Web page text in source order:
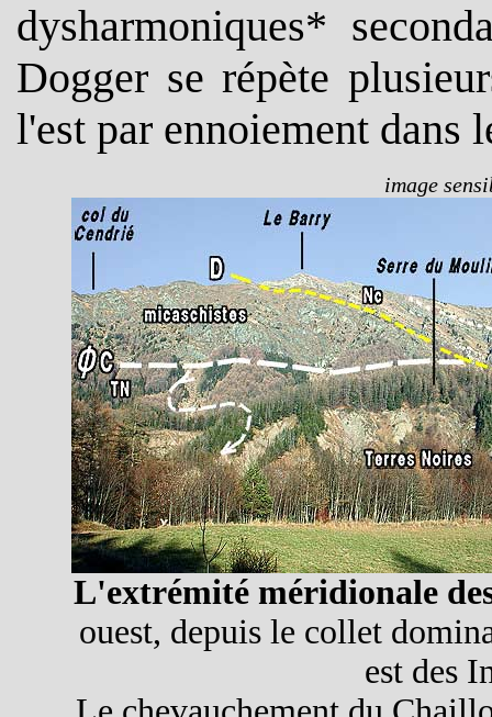
dysharmoniques*
Dogger se répète
l'est par ennoiement dans
image
L'extrémité méridionale
ouest, depuis le collet
est des